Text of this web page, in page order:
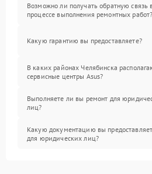
Возможно ли получать обратную связь
процессе выполнения ремонтных работ?
Какую гарантию вы предоставляете?
В каких районах Челябинска
сервисные центры Asus?
Выполняете ли вы ремонт для
лиц?
Какую документацию вы
для юридических лиц?